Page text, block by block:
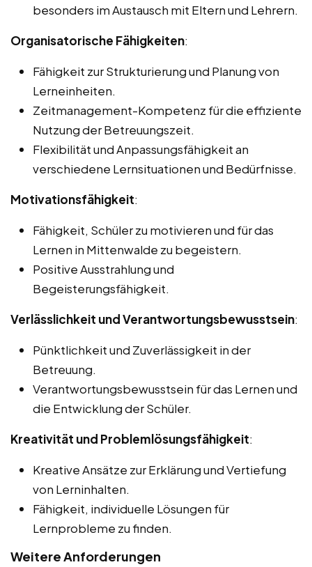
besonders im Austausch mit Eltern und Lehrern.
Organisatorische Fähigkeiten:
Fähigkeit zur Strukturierung und Planung von
Lerneinheiten.
Zeitmanagement-Kompetenz für die effiziente
Nutzung der Betreuungszeit.
Flexibilität und Anpassungsfähigkeit an
verschiedene Lernsituationen und Bedürfnisse.
Motivationsfähigkeit:
Fähigkeit, Schüler zu motivieren und für das
Lernen in Mittenwalde zu begeistern.
Positive Ausstrahlung und
Begeisterungsfähigkeit.
Verlässlichkeit und Verantwortungsbewusstsein:
Pünktlichkeit und Zuverlässigkeit in der
Betreuung.
Verantwortungsbewusstsein für das Lernen und
die Entwicklung der Schüler.
Kreativität und Problemlösungsfähigkeit:
Kreative Ansätze zur Erklärung und Vertiefung
von Lerninhalten.
Fähigkeit, individuelle Lösungen für
Lernprobleme zu finden.
Weitere Anforderungen